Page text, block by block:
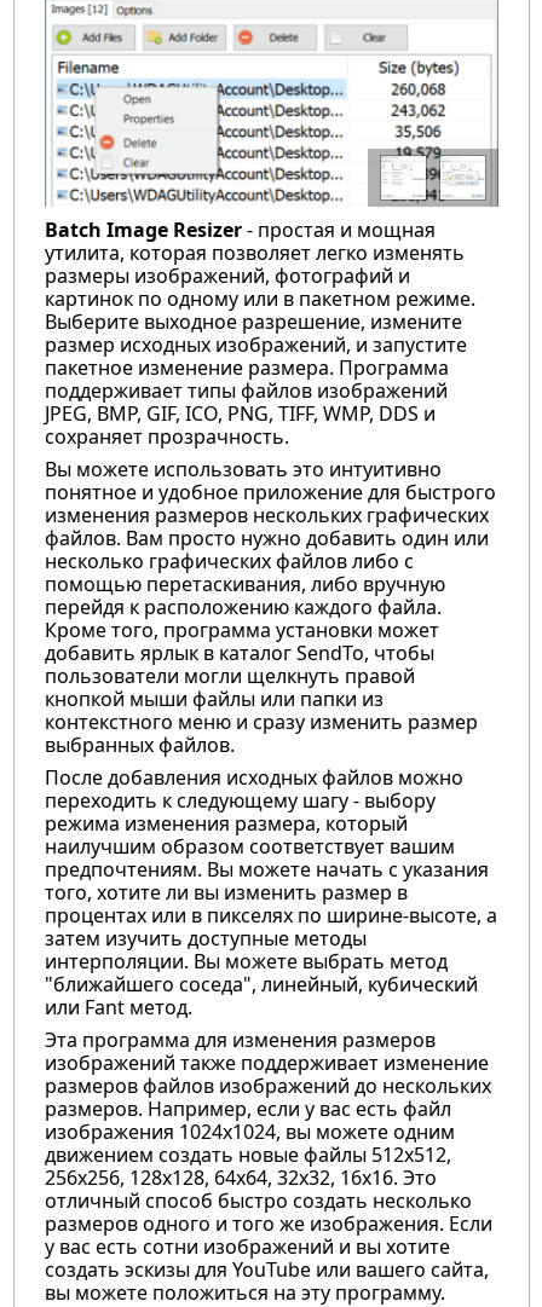
Batch Image Resizer- простая и мощная
утилита, которая позволяет легко изменять
размеры изображений, фотографий и
картинок по одному или в пакетном режиме.
Выберите выходное разрешение, измените
размер исходных изображений, и запустите
пакетное изменение размера. Программа
поддерживает типы файлов изображений
JPEG, BMP, GIF, ICO, PNG, TIFF, WMP, DDS и
сохраняет прозрачность.
Вы можете использовать это интуитивно
понятное и удобное приложение для быстрого
изменения размеров нескольких графических
файлов. Вам просто нужно добавить один или
несколько графических файлов либо с
помощью перетаскивания, либо вручную
перейдя к расположению каждого файла.
Кроме того, программа установки может
добавить ярлык в каталог SendTo, чтобы
пользователи могли щелкнуть правой
кнопкой мыши файлы или папки из
контекстного меню и сразу изменить размер
выбранных файлов.
После добавления исходных файлов можно
переходить к следующему шагу - выбору
режима изменения размера, который
наилучшим образом соответствует вашим
предпочтениям. Вы можете начать с указания
того, хотите ли вы изменить размер в
процентах или в пикселях по ширине-высоте, а
затем изучить доступные методы
интерполяции. Вы можете выбрать метод
"ближайшего соседа", линейный, кубический
или Fant метод.
Эта программа для изменения размеров
изображений также поддерживает изменение
размеров файлов изображений до нескольких
размеров. Например, если у вас есть файл
изображения 1024x1024, вы можете одним
движением создать новые файлы 512x512,
256x256, 128x128, 64x64, 32x32, 16x16. Это
отличный способ быстро создать несколько
размеров одного и того же изображения. Если
у вас есть сотни изображений и вы хотите
создать эскизы для YouTube или вашего сайта,
вы можете положиться на эту программу.